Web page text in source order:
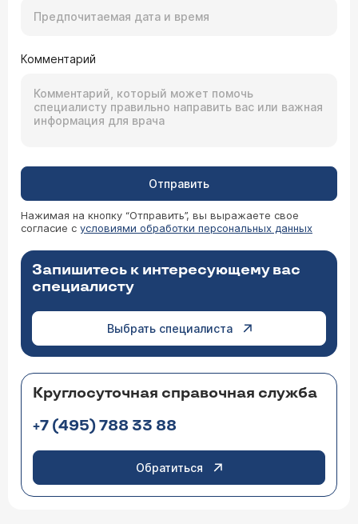
Комментарий
Отправить
Нажимая на кнопку “Отправить”, вы выражаете свое
согласие с условиями обработки персональных данных
Запишитесь к интересующему вас
специалисту
Выбрать специалиста
Круглосуточная справочная служба
+7 (495) 788 33 88
Обратиться